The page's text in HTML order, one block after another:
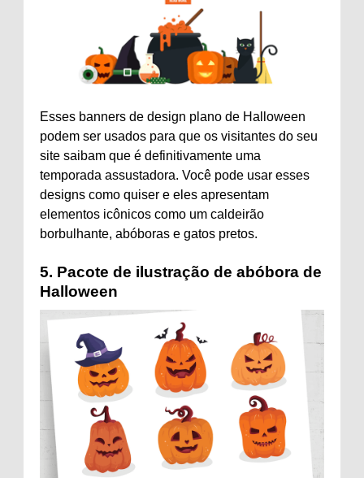
Esses banners de design plano de Halloween
podem ser usados ​​para que os visitantes do seu
site saibam que é definitivamente uma
temporada assustadora. Você pode usar esses
designs como quiser e eles apresentam
elementos icônicos como um caldeirão
borbulhante, abóboras e gatos pretos.
5. Pacote de ilustração de abóbora de
Halloween